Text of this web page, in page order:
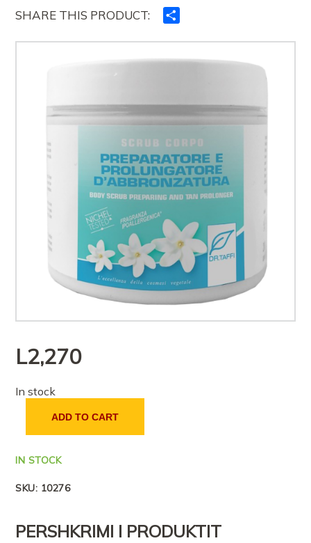
SHARE THIS PRODUCT:
tjerët
L2,270
In stock
ADD TO CART
IN STOCK
SKU: 10276
PERSHKRIMI I PRODUKTIT